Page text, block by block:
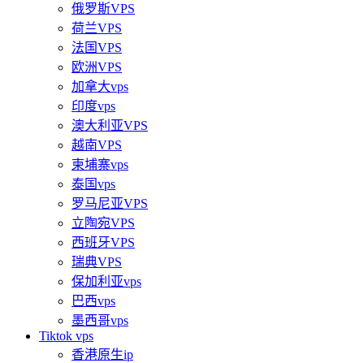
俄罗斯VPS
荷兰VPS
法国VPS
欧洲VPS
加拿大vps
印度vps
澳大利亚VPS
越南VPS
柬埔寨vps
泰国vps
罗马尼亚VPS
立陶宛VPS
西班牙VPS
瑞典VPS
保加利亚vps
巴西vps
墨西哥vps
Tiktok vps
香港原生ip